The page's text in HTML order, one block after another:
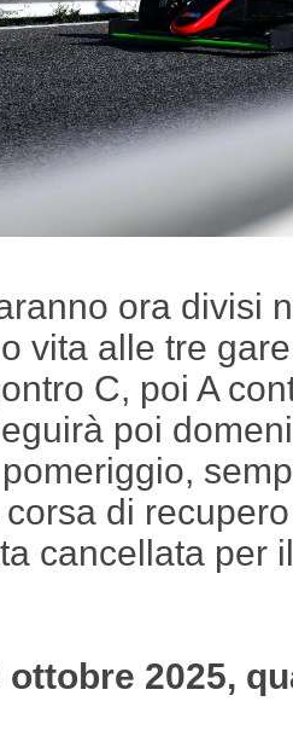
ora divisi
vita alle tre
C, poi A
poi
di
cancellata per
ottobre 2025,